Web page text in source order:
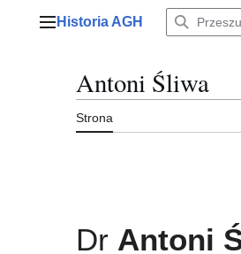
Menu główne
Historia AGH
Antoni Śliwa
Strona
Dr Antoni